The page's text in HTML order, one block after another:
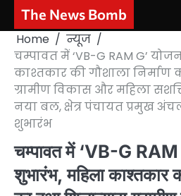
Skip
content
The News Bomb
Home
न्यूज
चम्पावत में ‘VB-G RAM G’
काश्तकार की गौशाला निर्माण
ग्रामीण विकास और महिला
नया बल, क्षेत्र पंचायत प्रमुख
शुभारंभ
चम्पावत में ‘VB-G RAM
शुभारंभ, महिला काश्तकार